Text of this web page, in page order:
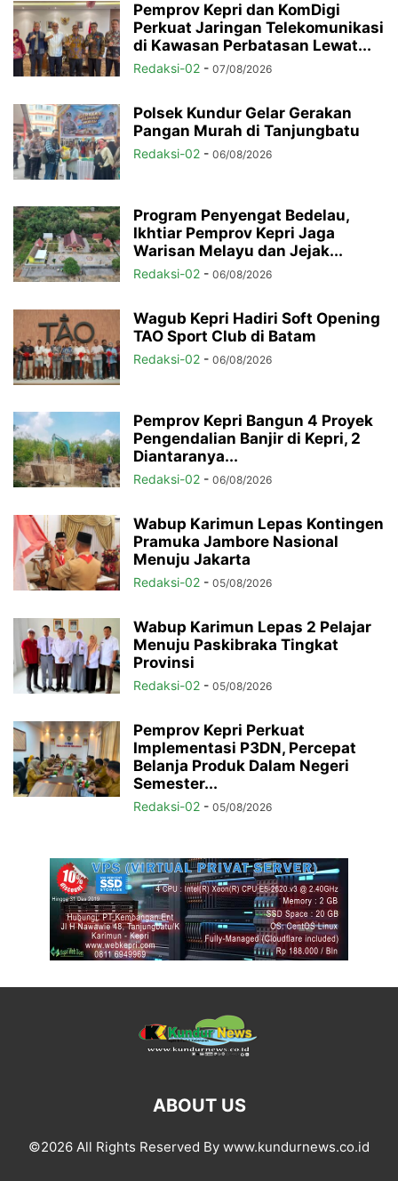
Pemprov Kepri dan KomDigi
Perkuat Jaringan Telekomunikasi
di Kawasan Perbatasan Lewat...
Redaksi-02 - 07/08/2026
Polsek Kundur Gelar Gerakan
Pangan Murah di Tanjungbatu
Redaksi-02 - 06/08/2026
Program Penyengat Bedelau,
Ikhtiar Pemprov Kepri Jaga
Warisan Melayu dan Jejak...
Redaksi-02 - 06/08/2026
Wagub Kepri Hadiri Soft Opening
TAO Sport Club di Batam
Redaksi-02 - 06/08/2026
Pemprov Kepri Bangun 4 Proyek
Pengendalian Banjir di Kepri, 2
Diantaranya...
Redaksi-02 - 06/08/2026
Wabup Karimun Lepas Kontingen
Pramuka Jambore Nasional
Menuju Jakarta
Redaksi-02 - 05/08/2026
Wabup Karimun Lepas 2 Pelajar
Menuju Paskibraka Tingkat
Provinsi
Redaksi-02 - 05/08/2026
Pemprov Kepri Perkuat
Implementasi P3DN, Percepat
Belanja Produk Dalam Negeri
Semester...
Redaksi-02 - 05/08/2026
ABOUT US
©2026 All Rights Reserved By www.kundurnews.co.id